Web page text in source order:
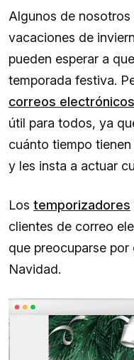
Algunos de nosotros
vacaciones de
pueden esperar a
temporada festiva.
correos electrónicos
útil para todos, ya
cuánto tiempo
y les insta a actuar
Los temporizadores
clientes de correo
que preocuparse
Navidad.